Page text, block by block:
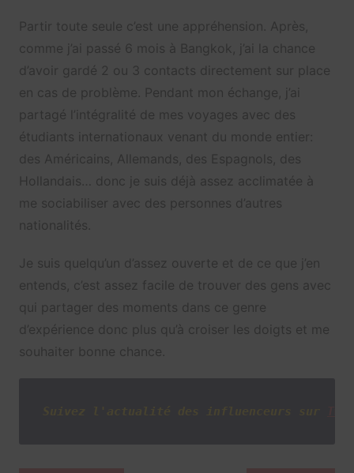
Partir toute seule c’est une appréhension. Après,
comme j’ai passé 6 mois à Bangkok, j’ai la chance
d’avoir gardé 2 ou 3 contacts directement sur place
en cas de problème. Pendant mon échange, j’ai
partagé l’intégralité de mes voyages avec des
étudiants internationaux venant du monde entier:
des Américains, Allemands, des Espagnols, des
Hollandais… donc je suis déjà assez acclimatée à
me sociabiliser avec des personnes d’autres
nationalités.
Je suis quelqu’un d’assez ouverte et de ce que j’en
entends, c’est assez facile de trouver des gens avec
qui partager des moments dans ce genre
d’expérience donc plus qu’à croiser les doigts et me
souhaiter bonne chance.